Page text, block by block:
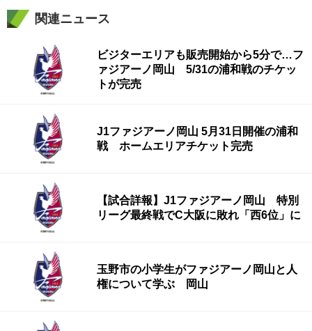
関連ニュース
ビジターエリアも販売開始から5分で…フ
ァジアーノ岡山 5/31の浦和戦のチケッ
トが完売
J1ファジアーノ岡山 5月31日開催の浦和
戦 ホームエリアチケット完売
【試合詳報】J1ファジアーノ岡山 特別
リーグ最終戦でC大阪に敗れ「西6位」に
玉野市の小学生がファジアーノ岡山と人
権について学ぶ 岡山